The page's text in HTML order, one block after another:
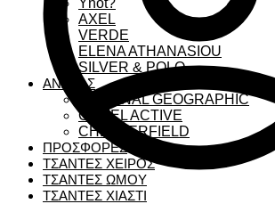
Ynot?
AXEL
VERDE
ELENA ATHANASIOU
SILVER & POLO
ΑΝΔΡΑΣ
NATIONAL GEOGRAPHIC
CAMEL ACTIVE
CHESTERFIELD
ΠΡΟΣΦΟΡΕΣ
ΤΣΑΝΤΕΣ ΧΕΙΡΟΣ
ΤΣΑΝΤΕΣ ΩΜΟΥ
ΤΣΑΝΤΕΣ ΧΙΑΣΤΙ